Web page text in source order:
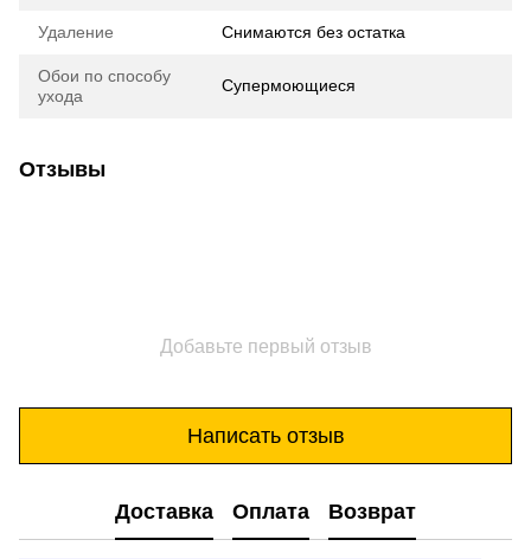
Удаление Снимаются без остатка
Обои по способу
ухода
Супермоющиеся
Отзывы
Добавьте первый отзыв
Написать отзыв
Доставка Оплата Возврат